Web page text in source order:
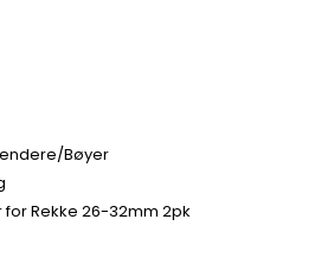
Bøyer
Rekke 26-32mm 2pk